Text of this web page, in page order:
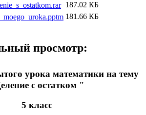
187.02 КБ
181.66 КБ
просмотр:
урока математики на тему
с остатком "
5 класс